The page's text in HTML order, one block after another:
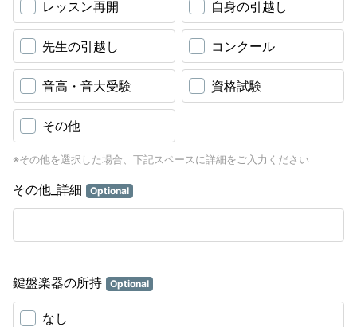
レッスン再開 自身の引越し
先生の引越し コンクール
音高・音大受験 資格試験
その他
※その他を選択した場合、下記スペースに詳細をご入力ください
その他_詳細 Optional
鍵盤楽器の所持 Optional
なし